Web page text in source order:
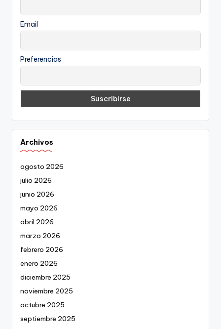
Email
Preferencias
Archivos
agosto 2026
julio 2026
junio 2026
mayo 2026
abril 2026
marzo 2026
febrero 2026
enero 2026
diciembre 2025
noviembre 2025
octubre 2025
septiembre 2025